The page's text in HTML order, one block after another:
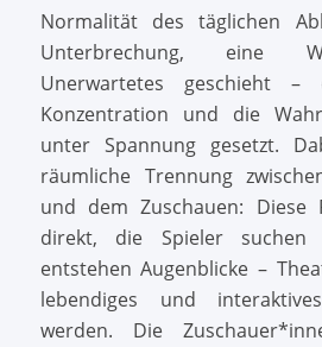
Normalität des täglichen
Unterbrechung, eine
Unerwartetes geschieht
Konzentration und die
unter Spannung gesetzt.
räumliche Trennung
und dem Zuschauen: Diese
direkt, die Spieler
entstehen Augenblicke –
lebendiges und
werden. Die